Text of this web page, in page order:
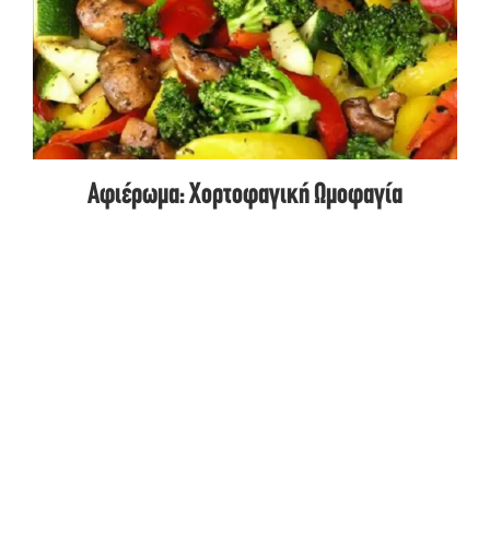
Αφιέρωμα: Χορτοφαγική Ωμοφαγία